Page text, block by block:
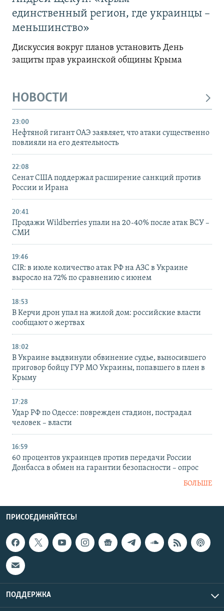
единственный регион, где украинцы –
меньшинство»
Дискуссия вокруг планов установить День
защиты прав украинской общины Крыма
НОВОСТИ
23:00
Нефтяной гигант ОАЭ заявляет, что атаки существенно
повлияли на его деятельность
22:08
Сенат США поддержал расширение санкций против
России и Ирана
20:41
Продажи Wildberries упали на 20-40% после атак ВСУ –
СМИ
19:46
CIR: в июле количество атак РФ на АЗС в Украине
выросло на 72% по сравнению с июнем
18:53
В Керчи дрон упал на жилой дом: российские власти
сообщают о жертвах
18:02
В Украине выдвинули обвинение судье, выносившего
приговор бойцу ГУР МО Украины, попавшего в плен в
Крыму
17:28
Удар РФ по Одессе: поврежден стадион, пострадал
человек – власти
16:59
60 процентов украинцев против передачи России
Донбасса в обмен на гарантии безопасности – опрос
БОЛЬШЕ
ПРИСОЕДИНЯЙТЕСЬ!
ПОДДЕРЖКА